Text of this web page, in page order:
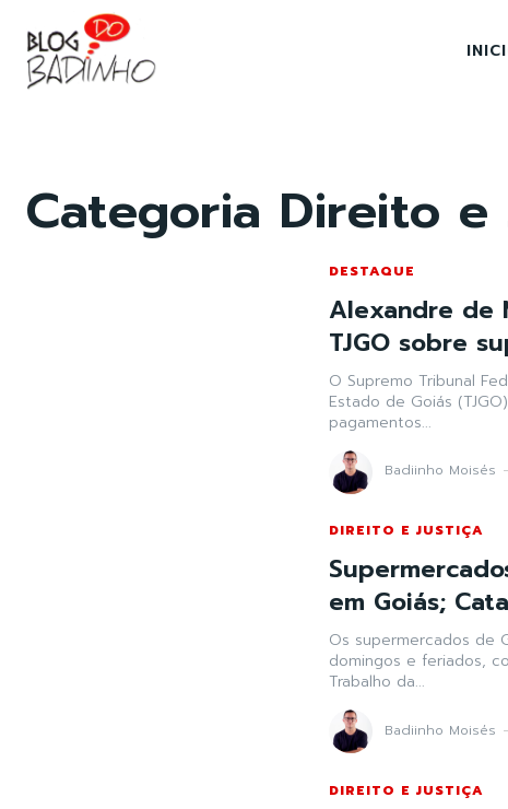
Categoria Direito e
DESTAQUE
Alexandre de
TJGO sobre
O Supremo Tribunal
Estado de Goiás
pagamentos...
Badiinho Moisés -
DIREITO E JUSTIÇA
em Goiás;
Os supermercados de
domingos e feriados,
Trabalho da...
Badiinho Moisés -
DIREITO E JUSTIÇA